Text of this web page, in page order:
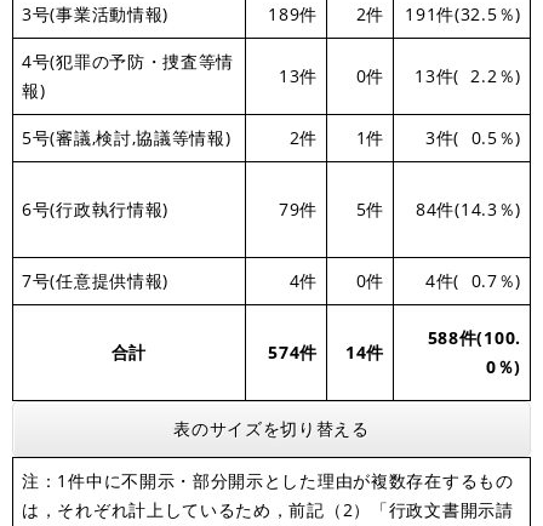
3号(事業活動情報) 189件 2件 191件(32.5％)
4号(犯罪の予防・捜査等情
報)
13件 0件 13件( 2.2％)
5号(審議,検討,協議等情報) 2件 1件 3件( 0.5％)
6号(行政執行情報) 79件 5件 84件(14.3％)
7号(任意提供情報) 4件 0件 4件( 0.7％)
合計 574件 14件
588件(100.
0％)
表のサイズを切り替える
注：1件中に不開示・部分開示とした理由が複数存在するもの
は，それぞれ計上しているため，前記（2）「行政文書開示請